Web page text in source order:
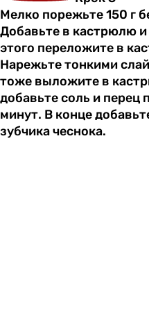
Мелко порежьте 150 г
Добавьте в кастрюлю
этого переложите в
Нарежьте тонкими
тоже выложите в
добавьте соль и перец
минут. В конце
зубчика чеснока.